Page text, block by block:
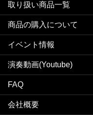
取り扱い商品一覧
商品の購入について
イベント情報
演奏動画(Youtube)
FAQ
会社概要